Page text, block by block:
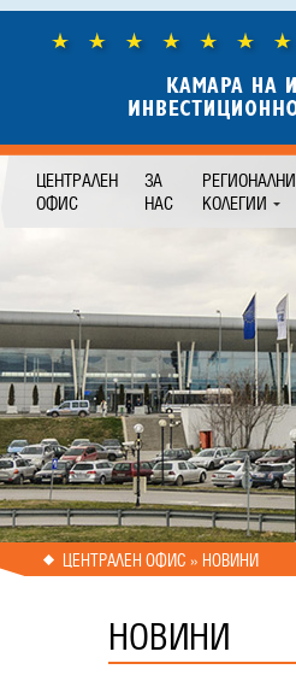
ЦЕНТРАЛЕН
ОФИС
ЗА
НАС
РЕГИОНАЛНИ
КОЛЕГИИ
ЦЕНТРАЛЕН ОФИС » НОВИНИ
НОВИНИ